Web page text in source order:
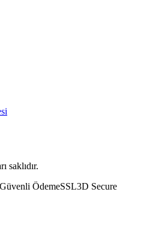
saklıdır.
ÖdemeSSL3D Secure